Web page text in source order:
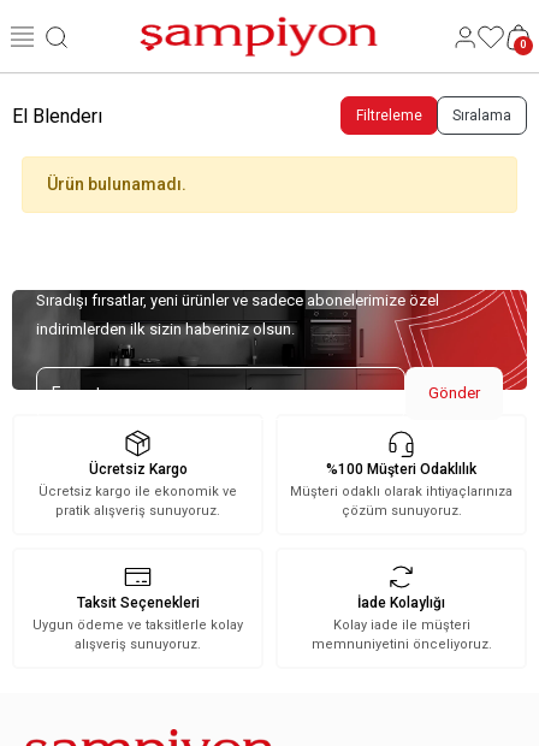
0
El Blenderı Filtreleme Sıralama
Ürün bulunamadı.
Sıradışı fırsatlar, yeni ürünler ve sadece abonelerimize özel
indirimlerden ilk sizin haberiniz olsun.
Gönder
Ücretsiz Kargo
Ücretsiz kargo ile ekonomik ve
pratik alışveriş sunuyoruz.
%100 Müşteri Odaklılık
Müşteri odaklı olarak ihtiyaçlarınıza
çözüm sunuyoruz.
Taksit Seçenekleri
Uygun ödeme ve taksitlerle kolay
alışveriş sunuyoruz.
İade Kolaylığı
Kolay iade ile müşteri
memnuniyetini önceliyoruz.